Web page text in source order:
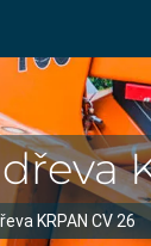
KRPAN CV 26